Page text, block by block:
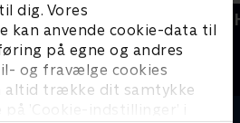
dig. Vores
kan anvende cookie-data til
på egne og andres
og fravælge cookies
altid trække dit samtykke
’Cookie-indstillinger’ i
Vinter-OL -
Sport